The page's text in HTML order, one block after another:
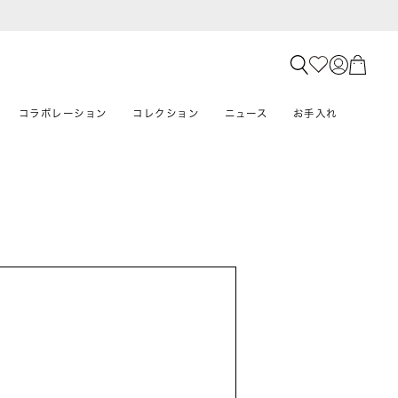
コラボレーション コレクション ニュース お手入れ